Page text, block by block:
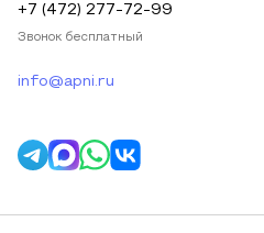
+7 (472) 277-72-99
Звонок бесплатный
info@apni.ru